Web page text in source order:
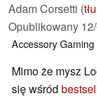
Adam Corsetti (
Opublikowany
AccessoryGaming
Mimo że mysz
się wśród